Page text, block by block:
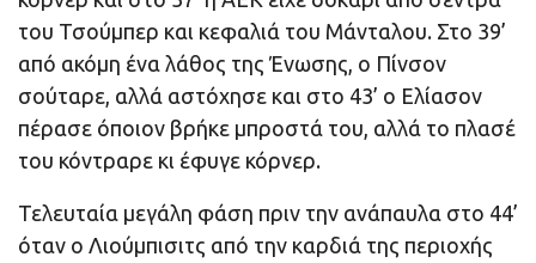
του Τσούμπερ και κεφαλιά του Μάνταλου. Στο 39’
από ακόμη ένα λάθος της Ένωσης, ο Πίνσον
σούταρε, αλλά αστόχησε και στο 43’ ο Ελίασον
πέρασε όποιον βρήκε μπροστά του, αλλά το πλασέ
του κόντραρε κι έφυγε κόρνερ.
Τελευταία μεγάλη φάση πριν την ανάπαυλα στο 44’
όταν ο Λιούμπισιτς από την καρδιά της περιοχής